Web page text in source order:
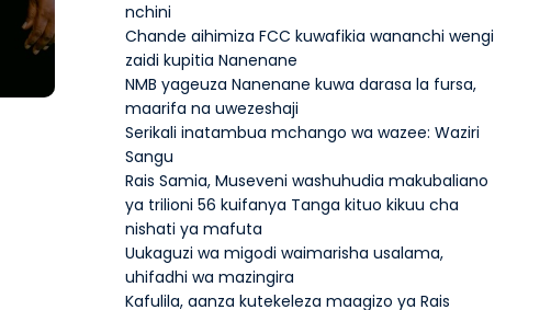
nchini
Chande aihimiza FCC kuwafikia wananchi wengi
zaidi kupitia Nanenane
NMB yageuza Nanenane kuwa darasa la fursa,
maarifa na uwezeshaji
Serikali inatambua mchango wa wazee: Waziri
Sangu
Rais Samia, Museveni washuhudia makubaliano
ya trilioni 56 kuifanya Tanga kituo kikuu cha
nishati ya mafuta
Uukaguzi wa migodi waimarisha usalama,
uhifadhi wa mazingira
Kafulila, aanza kutekeleza maagizo ya Rais